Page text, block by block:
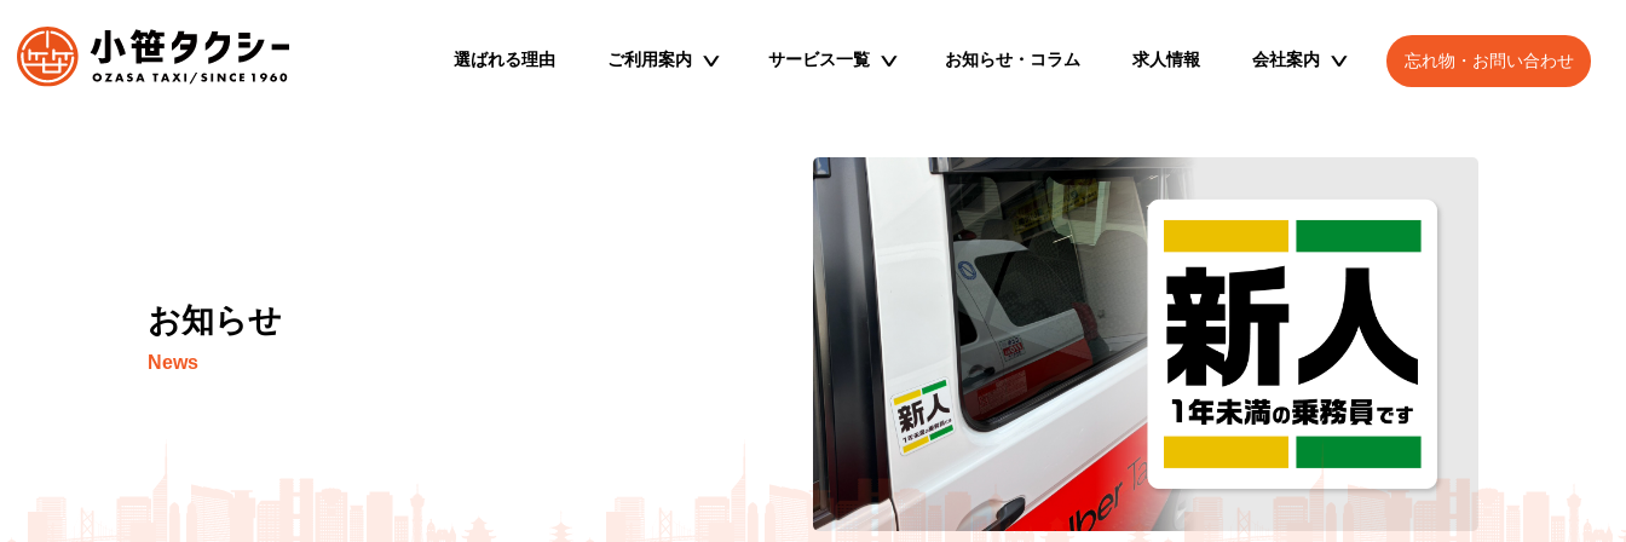
選ばれる理由 ご利用案内 サービス一覧 お知らせ・コラム 求人情報 会社案内 忘れ物・お問い合わせ
お知らせ
News